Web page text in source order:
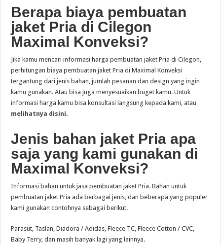
Berapa biaya pembuatan
jaket Pria di Cilegon
Maximal Konveksi?
Jika kamu mencari informasi harga pembuatan jaket Pria di Cilegon,
perhitungan biaya pembuatan jaket Pria di Maximal Konveksi
tergantung dari jenis bahan, jumlah pesanan dan design yang ingin
kamu gunakan. Atau bisa juga menyesuaikan buget kamu. Untuk
informasi harga kamu bisa konsultasi langsung kepada kami, atau
melihatnya disini.
Jenis bahan jaket Pria apa
saja yang kami gunakan di
Maximal Konveksi?
Informasi bahan untuk jasa pembuatan jaket Pria. Bahan untuk
pembuatan jaket Pria ada berbagai jenis, dan beberapa yang populer
kami gunakan contohnya sebagai berikut.
Parasut, Taslan, Diadora / Adidas, Fleece TC, Fleece Cotton / CVC,
Baby Terry, dan masih banyak lagi yang lainnya.